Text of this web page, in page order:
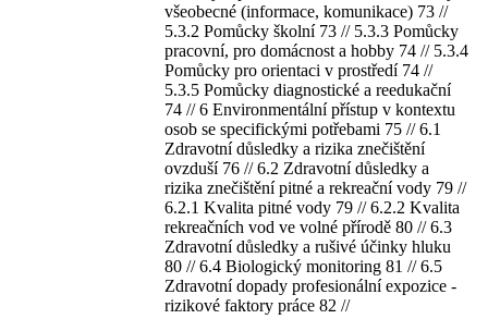
všeobecné (informace, komunikace) 73 //
5.3.2 Pomůcky školní 73 // 5.3.3 Pomůcky
pracovní, pro domácnost a hobby 74 // 5.3.4
Pomůcky pro orientaci v prostředí 74 //
5.3.5 Pomůcky diagnostické a reedukační
74 // 6 Environmentální přístup v kontextu
osob se specifickými potřebami 75 // 6.1
Zdravotní důsledky a rizika znečištění
ovzduší 76 // 6.2 Zdravotní důsledky a
rizika znečištění pitné a rekreační vody 79 //
6.2.1 Kvalita pitné vody 79 // 6.2.2 Kvalita
rekreačních vod ve volné přírodě 80 // 6.3
Zdravotní důsledky a rušivé účinky hluku
80 // 6.4 Biologický monitoring 81 // 6.5
Zdravotní dopady profesionální expozice -
rizikové faktory práce 82 //